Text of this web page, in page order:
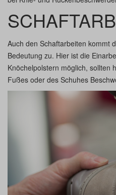
Auch den Schaftarbeiten kommt
Bedeutung zu. Hier ist die
Knöchelpolstern möglich, sollten
Fußes oder des Schuhes